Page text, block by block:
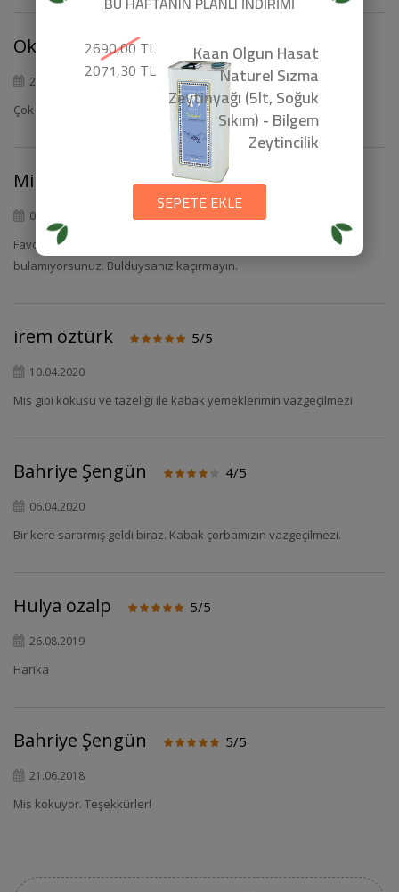
Okay S 5/5
21.10.2020
Çok ama çok taze ve lezsetliydi.
Mine Dökmen 5/5
03.06.2020
Favori ürünümüz. Stoğu çabuk tükeniyor her zaman
bulamıyorsunuz. Bulduysanız kaçırmayın.
irem öztürk 5/5
10.04.2020
Mis gibi kokusu ve tazeliği ile kabak yemeklerimin vazgeçilmezi
Bahriye Şengün 4/5
06.04.2020
Bir kere sararmış geldi biraz. Kabak çorbamızın vazgeçilmezi.
Hulya ozalp 5/5
26.08.2019
Harika
Bahriye Şengün 5/5
21.06.2018
Mis kokuyor. Teşekkürler!
2690,00 TL
2071,30 TL
Kaan Olgun Hasat
Naturel Sızma
Zeytinyağı (5lt, Soğuk
Sıkım) - Bilgem
Zeytincilik
SEPETE EKLE